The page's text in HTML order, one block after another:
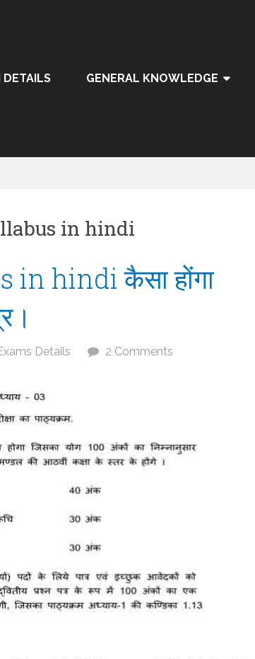
DETAILS GENERAL KNOWLEDGE
in hindi
in hindi कैसा होंगा
Details 2 Comments